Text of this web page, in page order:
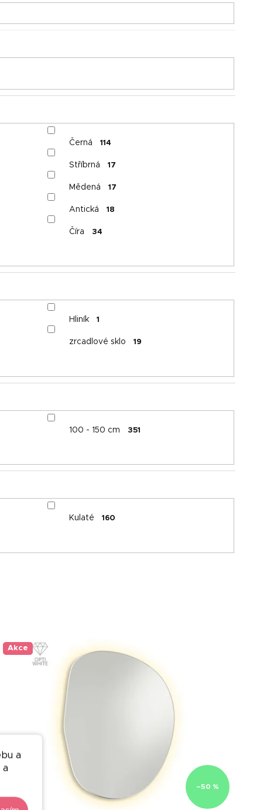
a
a
t
Černá 114
Stříbrná 17
Mědená 17
Antická 18
Číra 34
Hliník 1
zrcadlové sklo 19
100 - 150 cm 351
Kulaté 160
Akce
–50 %